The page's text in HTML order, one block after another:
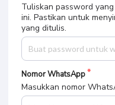
Tuliskan password
ini. Pastikan untuk
yang ditulis.
Nomor WhatsApp
Masukkan nomor